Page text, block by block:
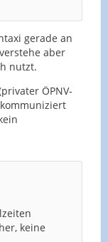
gerade an
aber
nutzt.
ÖPNV-
keine